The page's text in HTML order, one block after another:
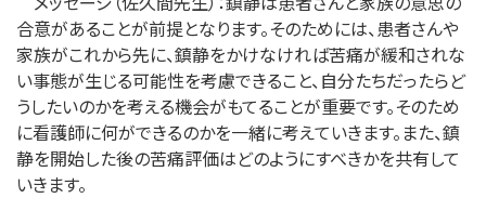
合意があることが前提となります。そのためには、患者さんや
家族がこれから先に、鎮静をかけなければ苦痛が緩和されな
い事態が生じる可能性を考慮できること、自分たちだったらど
うしたいのかを考える機会がもてることが重要です。そのため
に看護師に何ができるのかを一緒に考えていきます。また、鎮
静を開始した後の苦痛評価はどのようにすべきかを共有して
いきます。